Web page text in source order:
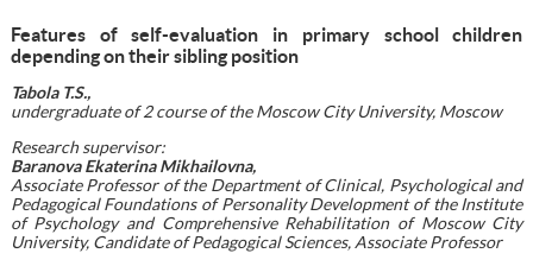
Features of self-evaluation in primary school children
depending on their sibling position
Tabola T.S.,
undergraduate of 2 course of the Moscow City University, Moscow
Research supervisor:
Baranova Ekaterina Mikhailovna,
Associate Professor of the Department of Clinical, Psychological and
Pedagogical Foundations of Personality Development of the Institute
of Psychology and Comprehensive Rehabilitation of Moscow City
University, Candidate of Pedagogical Sciences, Associate Professor